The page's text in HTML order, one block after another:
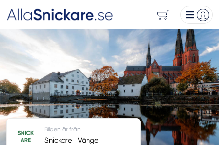
Bilden är från
Snickare i Vänge